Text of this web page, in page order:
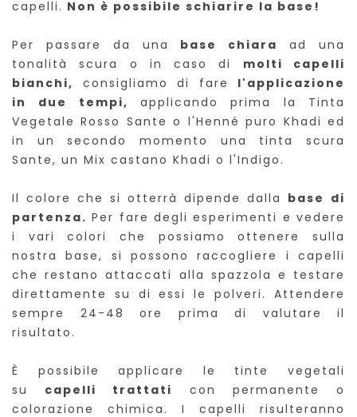
capelli. Non è possibile schiarire la base!
Per passare da una base chiara
ad una
tonalità scura o in caso di molti capelli
bianchi, consigliamo di fare l'applicazione
in
due tempi, applicando prima la Tinta
Vegetale Rosso Sante o l'Henné puro Khadi ed
in un secondo momento una tinta scura
Sante, un Mix castano Khadi o l'Indigo.
Il colore che si otterrà dipende dalla base di
partenza. Per fare degli esperimenti e vedere
i vari colori che possiamo ottenere sulla
nostra base, si possono raccogliere i capelli
che restano attaccati alla spazzola e testare
direttamente su di essi le polveri. Attendere
sempre 24-48 ore prima di valutare il
risultato.
È possibile applicare le tinte vegetali
su capelli trattati
con permanente o
colorazione chimica. I capelli risulteranno